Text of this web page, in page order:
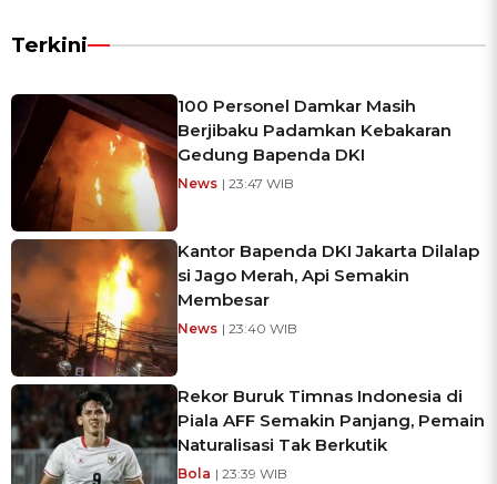
Terkini
100 Personel Damkar Masih
Berjibaku Padamkan Kebakaran
Gedung Bapenda DKI
News | 23:47 WIB
Kantor Bapenda DKI Jakarta Dilalap
si Jago Merah, Api Semakin
Membesar
News | 23:40 WIB
Rekor Buruk Timnas Indonesia di
Piala AFF Semakin Panjang, Pemain
Naturalisasi Tak Berkutik
Bola | 23:39 WIB